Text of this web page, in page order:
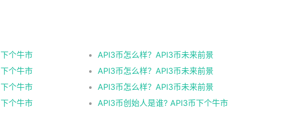
个牛市
API3币怎么样？API3币未来前景
个牛市
API3币怎么样？API3币未来前景
个牛市
API3币怎么样？API3币未来前景
个牛市
API3币创始人是谁? API3币下个牛市